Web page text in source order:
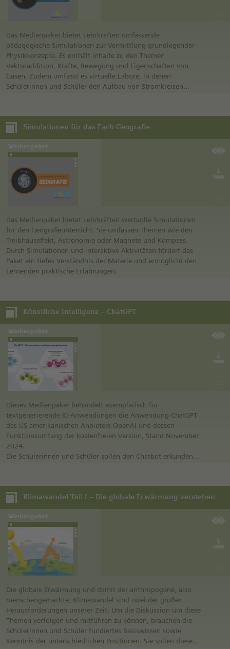
Das Medienpaket bietet Lehrkräften umfassende
pädagogische Simulationen zur Vermittlung grundlegender
Physikkonzepte. Es enthält Inhalte zu den Themen
Vektoraddition, Kräfte, Bewegung und Eigenschaften von
Gasen. Zudem umfasst es virtuelle Labore, in denen
Schülerinnen und Schüler den Aufbau von Stromkreisen
Themen wie die Reflexion und Brechung von Licht sowie das
Verhalten von Wellen behandelt. Die Ressourcen fördern ein
tiefgreifendes Verständnis wissenschaftlicher Prinzipien,
indem sie die Interaktion zwischen Materie und Energie durch
Simulationen und praktische Aktivitäten veranschaulichen.
Simulationen für das Fach Geografie
Das Medienpaket bietet Lehrkräften wertvolle Simulationen
für den Geografieunterricht. Sie umfassen Themen wie den
Treibhauseffekt, Astronomie oder Magnete und Kompass.
Durch Simulationen und interaktive Aktivitäten fördert das
Paket ein tiefes Verständnis der Materie und ermöglicht den
Lernenden praktische Erfahrungen.
Künstliche Intelligenz – ChatGPT
Dieses Medienpaket behandelt exemplarisch für
textgenerierende KI-Anwendungen die Anwendung ChatGPT
des US-amerikanischen Anbieters OpenAI und dessen
Funktionsumfang der kostenfreien Version, Stand November
2024.
Die Schülerinnen und Schüler sollen den Chatbot erkunden
Klimawandel Teil I – Die globale Erwärmung verstehen
Die globale Erwärmung und damit der anthropogene, also
menschengemachte, Klimawandel sind zwei der großen
Herausforderungen unserer Zeit. Um die Diskussion um diese
Themen verfolgen und mitführen zu können, brauchen die
Schülerinnen und Schüler fundiertes Basiswissen sowie
Kenntnis der unterschiedlichen Positionen. Sie sollen diese